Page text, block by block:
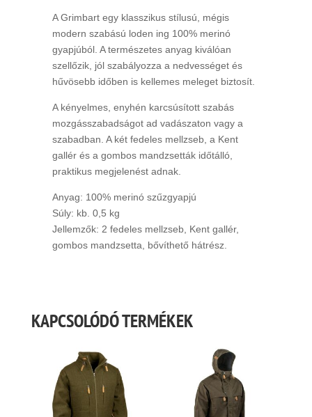
A Grimbart egy klasszikus stílusú, mégis
modern szabású loden ing 100% merinó
gyapjúból. A természetes anyag kiválóan
szellőzik, jól szabályozza a nedvességet és
hűvösebb időben is kellemes meleget biztosít.
A kényelmes, enyhén karcsúsított szabás
mozgásszabadságot ad vadászaton vagy a
szabadban. A két fedeles mellzseb, a Kent
gallér és a gombos mandzsetták időtálló,
praktikus megjelenést adnak.
Anyag: 100% merinó szűzgyapjú
Súly: kb. 0,5 kg
Jellemzők: 2 fedeles mellzseb, Kent gallér,
gombos mandzsetta, bővíthető hátrész.
KAPCSOLÓDÓ TERMÉKEK